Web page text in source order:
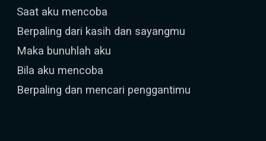
Saat aku mencoba
Berpaling dari kasih dan sayangmu
Maka bunuhlah aku
Bila aku mencoba
Berpaling dan mencari penggantimu